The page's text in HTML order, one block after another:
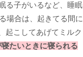
る子がいるなど、睡眠
場合は、起きてる間に
起こしてあげてミルク
たいときに寝られる